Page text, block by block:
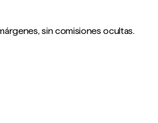
sin comisiones ocultas.